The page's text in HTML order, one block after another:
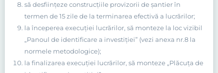
să desfiinţeze construcţiile provizorii de şantier în
termen de 15 zile de la terminarea efectivă a lucrărilor;
la începerea execuţiei lucrărilor, să monteze la loc vizibil
„Panoul de identificare a investiţiei” (vezi anexa nr.8 la
normele metodologice);
la finalizarea execuţiei lucrărilor, să monteze „Plăcuţa de